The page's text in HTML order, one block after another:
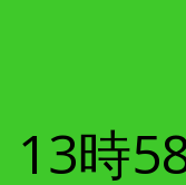
13時